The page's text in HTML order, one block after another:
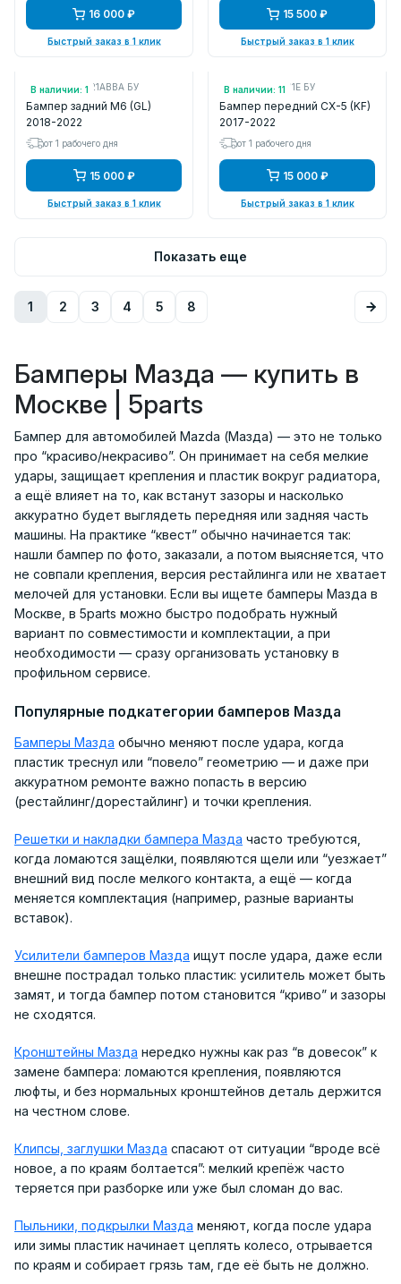
16 000 ₽
Быстрый заказ в 1 клик
15 500 ₽
Быстрый заказ в 1 клик
В наличии: 1
Арт.: GSK150221ABBA БУ
Бампер задний M6 (GL)
2018-2022
от 1 рабочего дня
15 000 ₽
Быстрый заказ в 1 клик
В наличии: 11
Арт.: KB8A50031E БУ
Бампер передний CX-5 (KF)
2017-2022
от 1 рабочего дня
15 000 ₽
Быстрый заказ в 1 клик
Показать еще
1 2 3 4 5 8
Бамперы Мазда — купить в
Москве | 5parts
Бампер для автомобилей Mazda (Мазда) — это не только
про “красиво/некрасиво”. Он принимает на себя мелкие
удары, защищает крепления и пластик вокруг радиатора,
а ещё влияет на то, как встанут зазоры и насколько
аккуратно будет выглядеть передняя или задняя часть
машины. На практике “квест” обычно начинается так:
нашли бампер по фото, заказали, а потом выясняется, что
не совпали крепления, версия рестайлинга или не хватает
мелочей для установки. Если вы ищете бамперы Мазда в
Москве, в 5parts можно быстро подобрать нужный
вариант по совместимости и комплектации, а при
необходимости — сразу организовать установку в
профильном сервисе.
Популярные подкатегории бамперов Мазда
Бамперы Мазда обычно меняют после удара, когда
пластик треснул или “повело” геометрию — и даже при
аккуратном ремонте важно попасть в версию
(рестайлинг/дорестайлинг) и точки крепления.
Решетки и накладки бампера Мазда часто требуются,
когда ломаются защёлки, появляются щели или “уезжает”
внешний вид после мелкого контакта, а ещё — когда
меняется комплектация (например, разные варианты
вставок).
Усилители бамперов Мазда ищут после удара, даже если
внешне пострадал только пластик: усилитель может быть
замят, и тогда бампер потом становится “криво” и зазоры
не сходятся.
Кронштейны Мазда нередко нужны как раз “в довесок” к
замене бампера: ломаются крепления, появляются
люфты, и без нормальных кронштейнов деталь держится
на честном слове.
Клипсы, заглушки Мазда спасают от ситуации “вроде всё
новое, а по краям болтается”: мелкий крепёж часто
теряется при разборке или уже был сломан до вас.
Пыльники, подкрылки Мазда меняют, когда после удара
или зимы пластик начинает цеплять колесо, отрывается
по краям и собирает грязь там, где её быть не должно.